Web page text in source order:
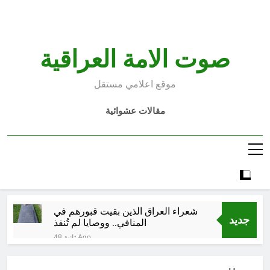
صوت الامة العراقية
موقع اعلامي مستقل
مقالات عشوائية
جديد
شعراء العراق الذين بقيت قبورهم في
المنافي.. ووصايا لم تُنفذ
48 ثانية Ago